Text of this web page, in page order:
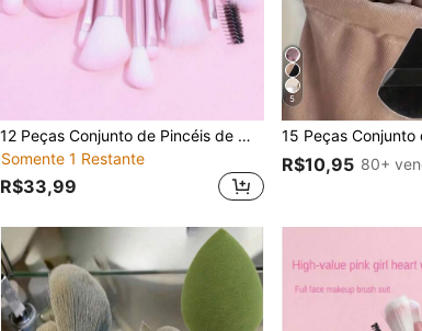
12 Peças Conjunto de Pincéis de Maquiagem Profissional, Pó, Blush, Sombra, Cílios, Rosto, Conjunto Completo de Pincéis Cosméticos Multifuncionais
Somente 1 Restante
R$33,99
5
R$10,95 80+